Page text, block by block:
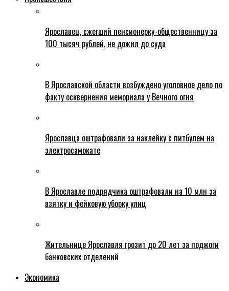
Ярославец, сжегший пенсионерку-общественницу за
100 тысяч рублей, не дожил до суда
В Ярославской области возбуждено уголовное дело по
факту осквернения мемориала у Вечного огня
Ярославца оштрафовали за наклейку с питбулем на
электросамокате
В Ярославле подрядчика оштрафовали на 10 млн за
взятку и фейковую уборку улиц
Жительнице Ярославля грозит до 20 лет за поджоги
банковских отделений
Экономика